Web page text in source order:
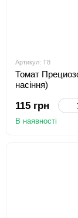
Артикул: T8
Томат
насіння)
115 грн
В наявності